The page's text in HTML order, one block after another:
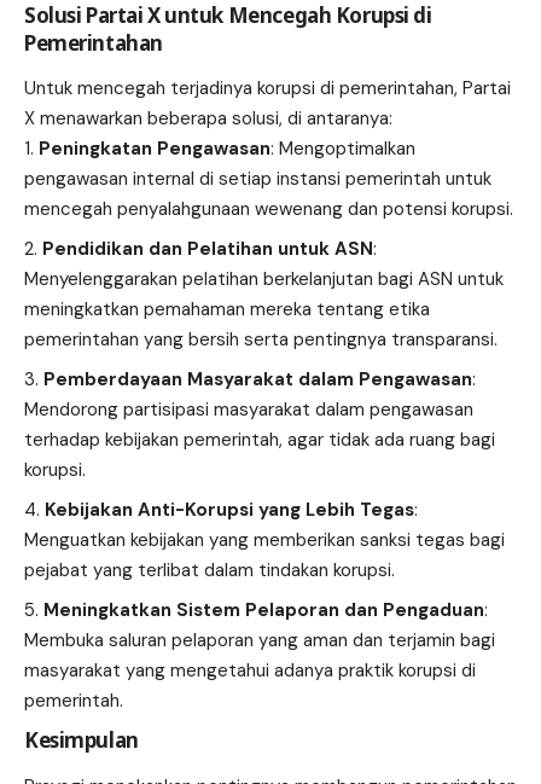
Solusi Partai X untuk Mencegah Korupsi di
Pemerintahan
Untuk mencegah terjadinya korupsi di pemerintahan, Partai
X menawarkan beberapa solusi, di antaranya:
Peningkatan Pengawasan: Mengoptimalkan
pengawasan internal di setiap instansi pemerintah untuk
mencegah penyalahgunaan wewenang dan potensi korupsi.
Pendidikan dan Pelatihan untuk ASN:
Menyelenggarakan pelatihan berkelanjutan bagi ASN untuk
meningkatkan pemahaman mereka tentang etika
pemerintahan yang bersih serta pentingnya transparansi.
Pemberdayaan Masyarakat dalam Pengawasan:
Mendorong partisipasi masyarakat dalam pengawasan
terhadap kebijakan pemerintah, agar tidak ada ruang bagi
korupsi.
Kebijakan Anti-Korupsi yang Lebih Tegas:
Menguatkan kebijakan yang memberikan sanksi tegas bagi
pejabat yang terlibat dalam tindakan korupsi.
Meningkatkan Sistem Pelaporan dan Pengaduan:
Membuka saluran pelaporan yang aman dan terjamin bagi
masyarakat yang mengetahui adanya praktik korupsi di
pemerintah.
Kesimpulan